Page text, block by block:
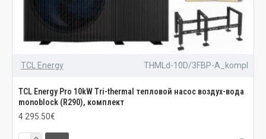
TCL Energy THMLd-10D/3FBP-A_kompl
TCL Energy Pro 10kW Tri-thermal тепловой насос воздух-вода
monoblock (R290), комплект
4 295.50€